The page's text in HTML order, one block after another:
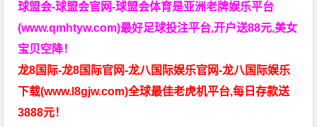
球盟会-球盟会官网-球盟会体育是亚洲老牌娱乐平台
(www.qmhtyw.com)最好足球投注平台,开户送88元,美女
宝贝空降！
龙8国际-龙8国际官网-龙八国际娱乐官网-龙八国际娱乐
下载(www.l8gjw.com)全球最佳老虎机平台,每日存款送
3888元！